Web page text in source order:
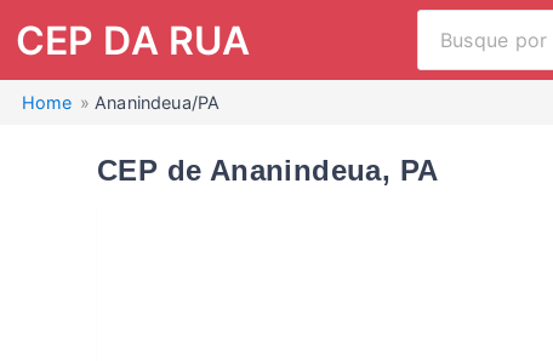
CEP DA RUA
Home Ananindeua/PA
CEP de Ananindeua, PA